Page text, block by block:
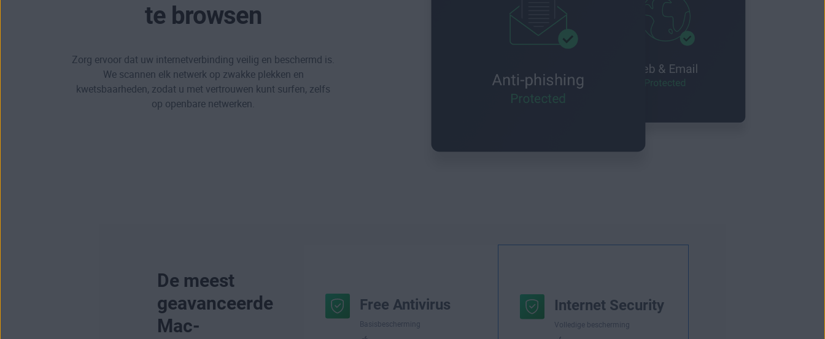
te browsen
Zorg ervoor dat uw internetverbinding veilig en beschermd is.
We scannen elk netwerk op zwakke plekken en
kwetsbaarheden, zodat u met vertrouwen kunt surfen, zelfs
op openbare netwerken.
De meest
geavanceerde
Mac-
Free Antivirus
Basisbescherming
Internet Security
Volledige bescherming